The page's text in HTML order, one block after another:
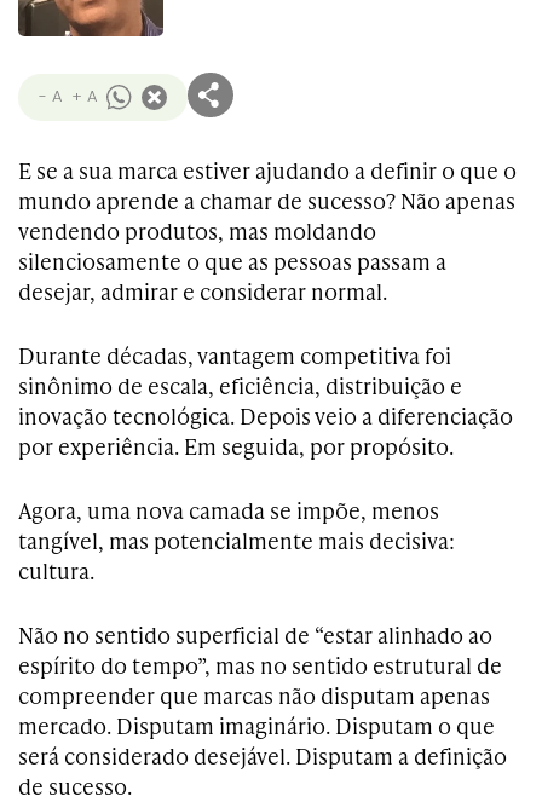
- A + A
E se a sua marca estiver ajudando a definir o que o
mundo aprende a chamar de sucesso? Não apenas
vendendo produtos, mas moldando
silenciosamente o que as pessoas passam a
desejar, admirar e considerar normal.
Durante décadas, vantagem competitiva foi
sinônimo de escala, eficiência, distribuição e
inovação tecnológica. Depois veio a diferenciação
por experiência. Em seguida, por propósito.
Agora, uma nova camada se impõe, menos
tangível, mas potencialmente mais decisiva:
cultura.
Não no sentido superficial de “estar alinhado ao
espírito do tempo”, mas no sentido estrutural de
compreender que marcas não disputam apenas
mercado. Disputam imaginário. Disputam o que
será considerado desejável. Disputam a definição
de sucesso.